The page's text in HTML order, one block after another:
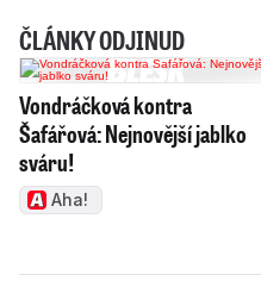
ČLÁNKY ODJINUD
Vondráčková kontra
Šafářová: Nejnovější jablko
sváru!
Aha!